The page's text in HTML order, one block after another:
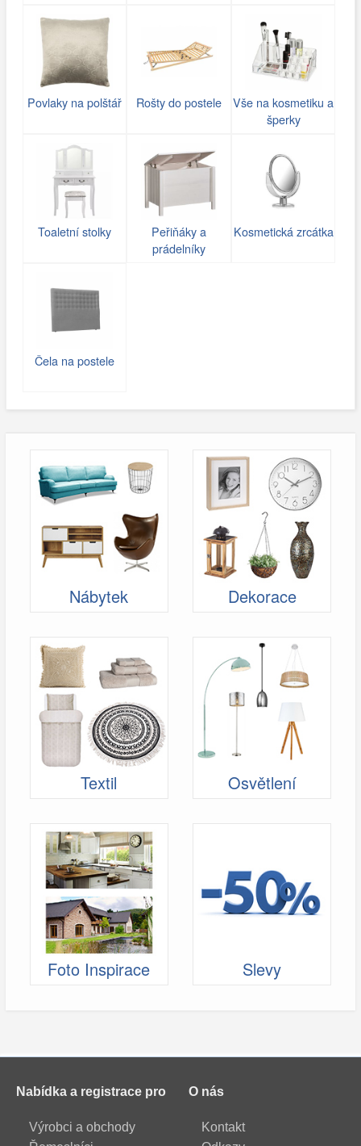
Povlaky na polštář Rošty do postele
Vše na kosmetiku a
šperky
Toaletní stolky
Peřiňáky a
prádelníky
Kosmetická zrcátka
Čela na postele
Nábytek Dekorace
Textil Osvětlení
Foto Inspirace Slevy
Nabídka a registrace pro
Výrobci a obchody
O nás
Kontakt